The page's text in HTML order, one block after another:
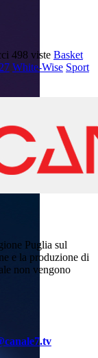
498 viste Basket
White-Wise Sport
Puglia sul
e la produzione di
non vengono